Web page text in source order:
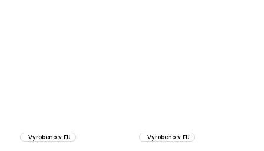
Vyrobeno v EU Vyrobeno v EU